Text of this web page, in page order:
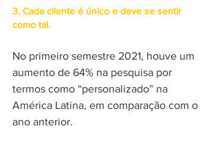
3. Cada cliente é único e deve se sentir
como tal.
No primeiro semestre 2021, houve um
aumento de 64% na pesquisa por
termos como “personalizado” na
América Latina, em comparação com o
ano anterior.